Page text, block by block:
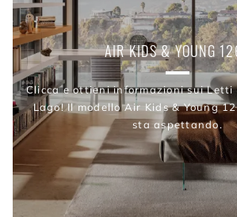
AIR KIDS & YOUNG
Clicca e ottieni informazioni sui
Lago! Il modello Air Kids & Young
sta aspettando.